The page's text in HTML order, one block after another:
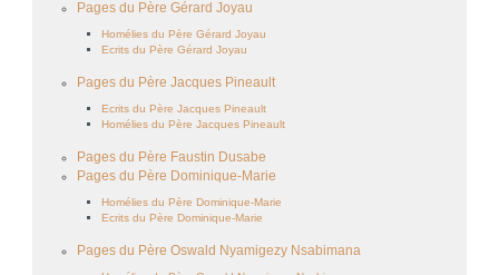
Pages du Père Gérard Joyau
Homélies du Père Gérard Joyau
Ecrits du Père Gérard Joyau
Pages du Père Jacques Pineault
Ecrits du Père Jacques Pineault
Homélies du Père Jacques Pineault
Pages du Père Faustin Dusabe
Pages du Père Dominique-Marie
Homélies du Père Dominique-Marie
Ecrits du Père Dominique-Marie
Pages du Père Oswald Nyamigezy Nsabimana